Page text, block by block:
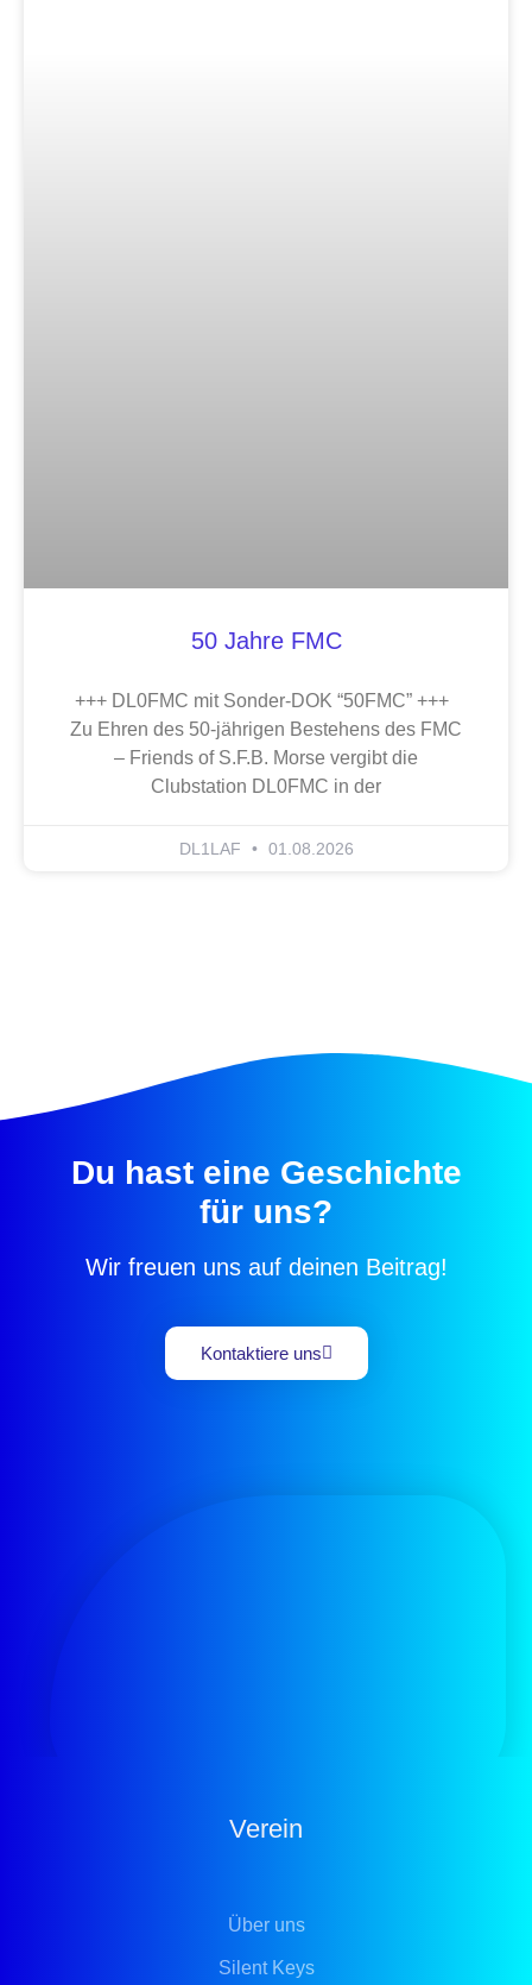
50 Jahre FMC
+++ DL0FMC mit Sonder-DOK “50FMC” +++
Zu Ehren des 50-jährigen Bestehens des FMC
– Friends of S.F.B. Morse vergibt die
Clubstation DL0FMC in der
DL1LAF 01.08.2026
Du hast eine Geschichte
für uns?
Wir freuen uns auf deinen Beitrag!
Kontaktiere uns
Verein
Über uns
Silent Keys